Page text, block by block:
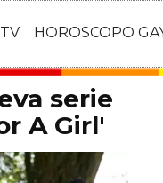
HOROSCOPO
serie
A Girl'